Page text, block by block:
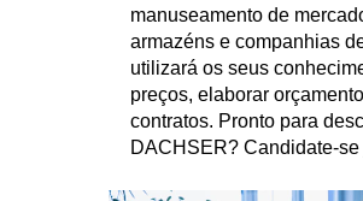
manuseamento de
armazéns e companhias
utilizará os seus
preços, elaborar
contratos. Pronto para
DACHSER? Candidate-se